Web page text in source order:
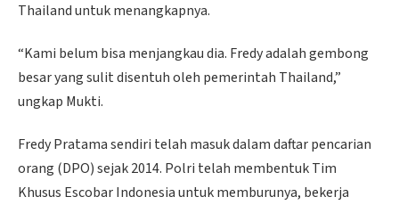
Thailand untuk menangkapnya.
“Kami belum bisa menjangkau dia. Fredy adalah gembong
besar yang sulit disentuh oleh pemerintah Thailand,”
ungkap Mukti.
Fredy Pratama sendiri telah masuk dalam daftar pencarian
orang (DPO) sejak 2014. Polri telah membentuk Tim
Khusus Escobar Indonesia untuk memburunya, bekerja